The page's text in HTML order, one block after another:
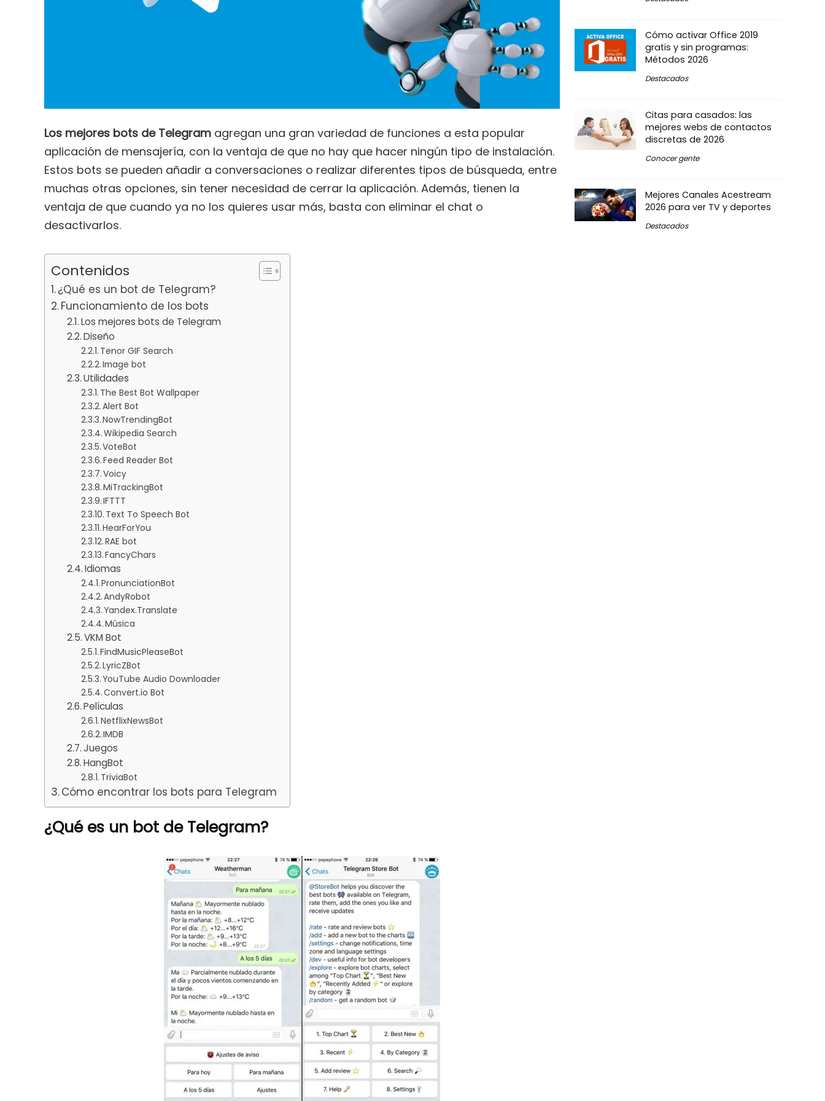
Los mejores bots de Telegram agregan una gran variedad de funciones a esta popular
aplicación de mensajería, con la ventaja de que no hay que hacer ningún tipo de instalación.
Estos bots se pueden añadir a conversaciones o realizar diferentes tipos de búsqueda, entre
muchas otras opciones, sin tener necesidad de cerrar la aplicación. Además, tienen la
ventaja de que cuando ya no los quieres usar más, basta con eliminar el chat o
desactivarlos.
Contenidos
¿Qué es un bot de Telegram?
Funcionamiento de los bots
Los mejores bots de Telegram
Diseño
Tenor GIF Search
Image bot
Utilidades
The Best Bot Wallpaper
Alert Bot
NowTrendingBot
Wikipedia Search
VoteBot
Feed Reader Bot
Voicy
MiTrackingBot
IFTTT
Text To Speech Bot
HearForYou
RAE bot
FancyChars
Idiomas
PronunciationBot
AndyRobot
Yandex.Translate
Música
VKM Bot
FindMusicPleaseBot
LyricZBot
YouTube Audio Downloader
Convert.io Bot
Películas
NetflixNewsBot
IMDB
Juegos
HangBot
TriviaBot
Cómo encontrar los bots para Telegram
¿Qué es un bot de Telegram?
Cómo activar Office 2019
gratis y sin programas:
Métodos 2026
Destacados
Citas para casados: las
mejores webs de contactos
discretas de 2026
Conocer gente
Mejores Canales Acestream
2026 para ver TV y deportes
Destacados